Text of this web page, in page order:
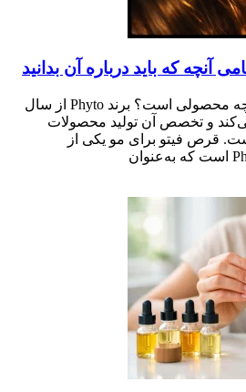
آنچه که باید درباره آن بدانید
مکمل فیتو برای مو دقیقاً چه محصولی است؟ برند Phyto از سال
می‌کند و تخصص آن تولید محصولات
قرص فیتو برای مو یکی از